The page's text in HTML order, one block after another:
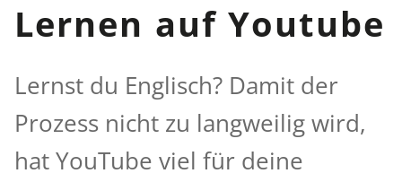
Lernen auf Youtube
Lernst du Englisch? Damit der
Prozess nicht zu langweilig wird,
hat YouTube viel für deine